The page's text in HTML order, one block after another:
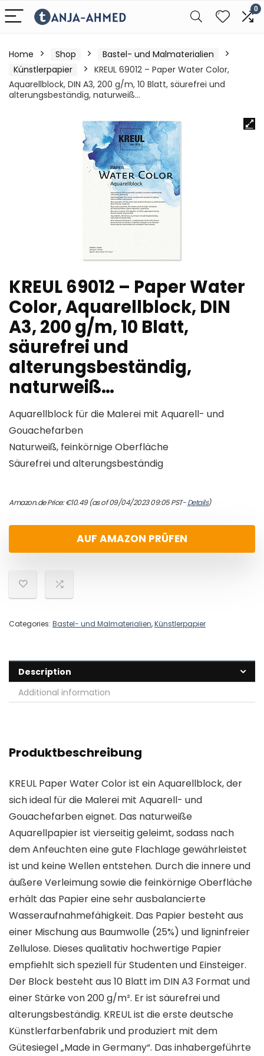
0
Home Shop
Bastel- und Malmaterialien
Künstlerpapier
KREUL 69012 – Paper Water Color,
Aquarellblock, DIN A3, 200 g/m, 10 Blatt, säurefrei und
alterungsbeständig, naturweiß…
KREUL 69012 – Paper Water
Color, Aquarellblock, DIN
A3, 200 g/m, 10 Blatt,
säurefrei und
alterungsbeständig,
naturweiß…
Aquarellblock für die Malerei mit Aquarell- und
Gouachefarben
Naturweiß, feinkörnige Oberfläche
Säurefrei und alterungsbeständig
Amazon.de Price:€10.49(as of 09/04/2023 09:05 PST-Details)
AUF AMAZON PRÜFEN
Categories: Bastel- und Malmaterialien,Künstlerpapier
Description
Additional information
Produktbeschreibung
KREUL Paper Water Color ist ein Aquarellblock, der
sich ideal für die Malerei mit Aquarell- und
Gouachefarben eignet. Das naturweiße
Aquarellpapier ist vierseitig geleimt, sodass nach
dem Anfeuchten eine gute Flachlage gewährleistet
ist und keine Wellen entstehen. Durch die innere und
äußere Verleimung sowie die feinkörnige Oberfläche
erhält das Papier eine sehr ausbalancierte
Wasseraufnahmefähigkeit. Das Papier besteht aus
einer Mischung aus Baumwolle (25%) und ligninfreier
Zellulose. Dieses qualitativ hochwertige Papier
empfiehlt sich speziell für Studenten und Einsteiger.
Der Block besteht aus 10 Blatt im DIN A3 Format und
einer Stärke von 200 g/m². Er ist säurefrei und
alterungsbeständig. KREUL ist die erste deutsche
Künstlerfarbenfabrik und produziert mit dem
Gütesiegel „Made in Germany“. Das inhabergeführte